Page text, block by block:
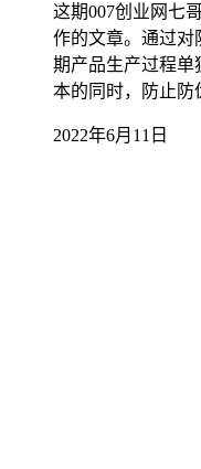
这期007创业网七
作的文章。通过对
期产品生产过程单
本的同时，防止
2022年6月11日